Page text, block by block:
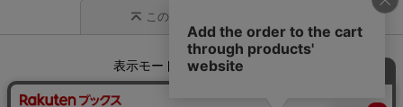
このページの先頭に戻る
表示モード モバイル
企業情報 個人情報保護方針